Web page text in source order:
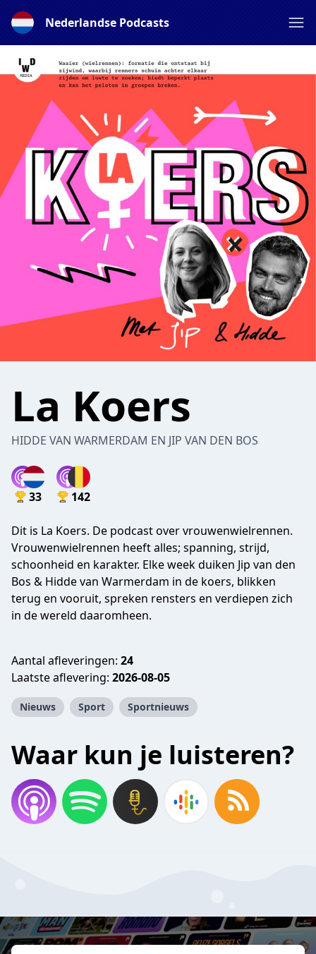
Nederlandse Podcasts
La Koers
HIDDE VAN WARMERDAM EN JIP VAN DEN BOS
33 142
Dit is La Koers. De podcast over vrouwenwielrennen.
Vrouwenwielrennen heeft alles; spanning, strijd,
schoonheid en karakter. Elke week duiken Jip van den
Bos & Hidde van Warmerdam in de koers, blikken
terug en vooruit, spreken rensters en verdiepen zich
in de wereld daaromheen.
Aantal afleveringen: 24
Laatste aflevering: 2026-08-05
Nieuws Sport Sportnieuws
Waar kun je luisteren?